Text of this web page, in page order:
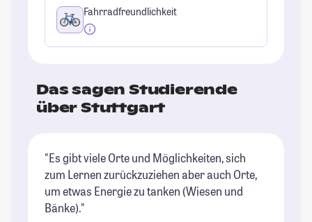
Fahrradfreundlichkeit
Das sagen Studierende
über Stuttgart
"Es gibt viele Orte und Möglichkeiten, sich
zum Lernen zurückzuziehen aber auch Orte,
um etwas Energie zu tanken (Wiesen und
Bänke)."